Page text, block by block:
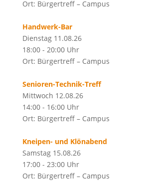
Ort: Bürgertreff – Campus
Handwerk-Bar
Dienstag 11.08.26
18:00 - 20:00 Uhr
Ort: Bürgertreff – Campus
Senioren-Technik-Treff
Mittwoch 12.08.26
14:00 - 16:00 Uhr
Ort: Bürgertreff – Campus
Kneipen- und Klönabend
Samstag 15.08.26
17:00 - 23:00 Uhr
Ort: Bürgertreff – Campus